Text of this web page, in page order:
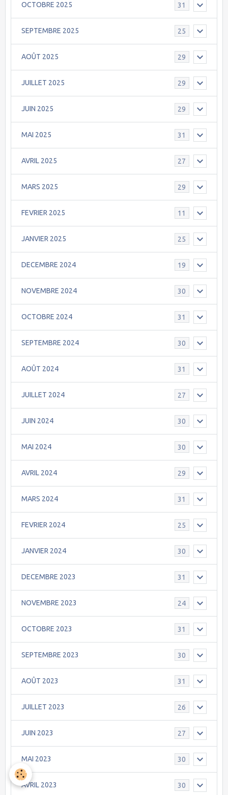
OCTOBRE 2025 31
SEPTEMBRE 2025 25
AOÛT 2025 29
JUILLET 2025 29
JUIN 2025 29
MAI 2025 31
AVRIL 2025 27
MARS 2025 29
FEVRIER 2025 11
JANVIER 2025 25
DECEMBRE 2024 19
NOVEMBRE 2024 30
OCTOBRE 2024 31
SEPTEMBRE 2024 30
AOÛT 2024 31
JUILLET 2024 27
JUIN 2024 30
MAI 2024 30
AVRIL 2024 29
MARS 2024 31
FEVRIER 2024 25
JANVIER 2024 30
DECEMBRE 2023 31
NOVEMBRE 2023 24
OCTOBRE 2023 31
SEPTEMBRE 2023 30
AOÛT 2023 31
JUILLET 2023 26
JUIN 2023 27
MAI 2023 30
AVRIL 2023 30